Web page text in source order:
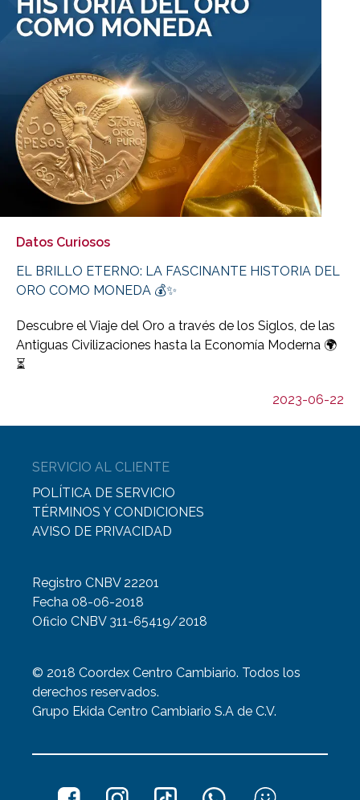
Datos Curiosos
EL BRILLO ETERNO: LA FASCINANTE HISTORIA DEL
ORO COMO MONEDA 💰✨
Descubre el Viaje del Oro a través de los Siglos, de las
Antiguas Civilizaciones hasta la Economía Moderna 🌍
⏳
2023-06-22
SERVICIO AL CLIENTE
POLÍTICA DE SERVICIO
TÉRMINOS Y CONDICIONES
AVISO DE PRIVACIDAD
Registro CNBV 22201
Fecha 08-06-2018
Oﬁcio CNBV 311-65419/2018
© 2018 Coordex Centro Cambiario. Todos los
derechos reservados.
Grupo Ekida Centro Cambiario S.A de C.V.